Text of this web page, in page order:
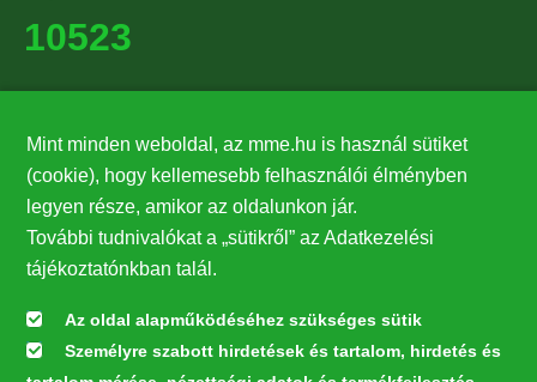
10523
27224
Hírlevél feliratkozás
Értesüljön elsőként legfrissebb híreinkről, eseményeinkről!
Feliratkozás
Mint minden weboldal, az mme.hu is használ sütiket
(cookie), hogy kellemesebb felhasználói élményben
legyen része, amikor az oldalunkon jár.
További tudnivalókat a „sütikről” az Adatkezelési
tájékoztatónkban talál.
Az oldal alapműködéséhez szükséges sütik
Személyre szabott hirdetések és tartalom, hirdetés és